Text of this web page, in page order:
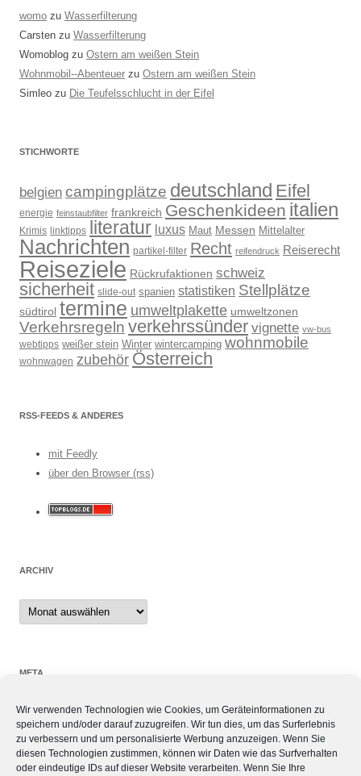
Wir verwenden Technologien wie Cookies, um Geräteinformationen zu
speichern und/oder darauf zuzugreifen. Wir tun dies, um das Surferlebnis
zu verbessern und um personalisierte Werbung anzuzeigen. Wenn Sie
diesen Technologien zustimmen, können wir Daten wie das Surfverhalten
oder eindeutige IDs auf dieser Website verarbeiten. Wenn Sie Ihre
womo zu Wasserfilterung
Carsten zu Wasserfilterung
Womoblog zu Ostern am weißen Stein
Wohnmobil--Abenteuer zu Ostern am weißen Stein
Simleo zu Die Teufelsschlucht in der Eifel
STICHWORTE
belgien campingplätze deutschland Eifel
energie feinstaubfilter frankreich Geschenkideen italien
Krimis linktipps literatur luxus Maut Messen Mittelalter
Nachrichten partikel-filter Recht reifendruck Reiserecht
Reiseziele Rückrufaktionen schweiz
sicherheit slide-out spanien statistiken Stellplätze
südtirol termine umweltplakette umweltzonen
Verkehrsregeln verkehrssünder vignette vw-bus
webtipps weißer stein Winter wintercamping wohnmobile
wohnwagen zubehör Österreich
RSS-FEEDS & ANDERES
mit Feedly
über den Browser (rss)
ARCHIV
Archiv
META
Anmelden
Eintrags-Feed
Kommentar-Feed
WordPress.org